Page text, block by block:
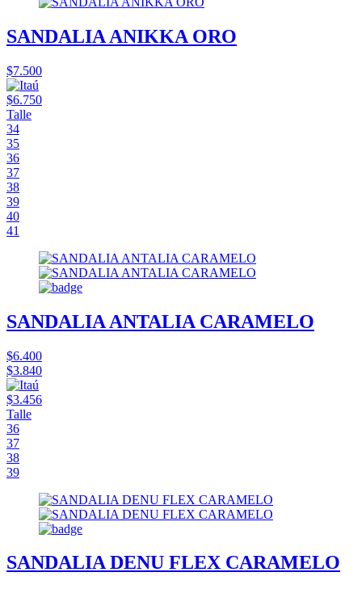
SANDALIA ANIKKA ORO
$7.500
$6.750
Talle
34
35
36
37
38
39
40
41
SANDALIA ANTALIA CARAMELO
$6.400
$3.840
$3.456
Talle
36
37
38
39
SANDALIA DENU FLEX CARAMELO